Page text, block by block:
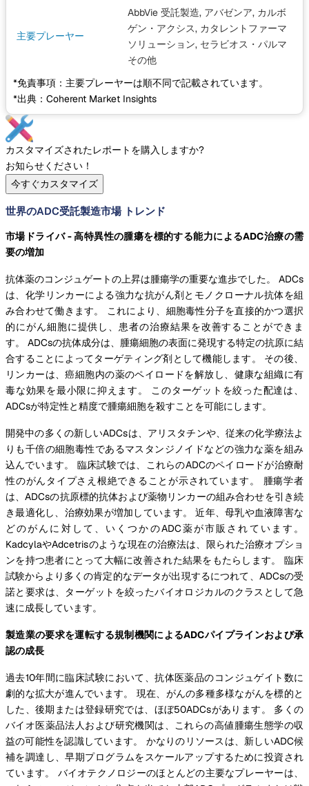
主要プレーヤー
AbbVie 受託製造, アバゼンア, カルボ
ゲン・アクシス, カタレントファーマ
ソリューション, セラビオス・パルマ
その他
*免責事項：主要プレーヤーは順不同で記載されています。
*出典：Coherent Market Insights
カスタマイズされたレポートを購入しますか?
お知らせください！
今すぐカスタマイズ
世界のADC受託製造市場 トレンド
市場ドライバ - 高特異性の腫瘍を標的する能力によるADC治療の需
要の増加
抗体薬のコンジュゲートの上昇は腫瘍学の重要な進歩でした。 ADCs
は、化学リンカーによる強力な抗がん剤とモノクローナル抗体を組
み合わせて働きます。 これにより、細胞毒性分子を直接的かつ選択
的にがん細胞に提供し、患者の治療結果を改善することができま
す。 ADCsの抗体成分は、腫瘍細胞の表面に発現する特定の抗原に結
合することによってターゲティング剤として機能します。 その後、
リンカーは、癌細胞内の薬のペイロードを解放し、健康な組織に有
毒な効果を最小限に抑えます。 このターゲットを絞った配達は、
ADCsが特定性と精度で腫瘍細胞を殺すことを可能にします。
開発中の多くの新しいADCsは、アリスタチンや、従来の化学療法よ
りも千倍の細胞毒性であるマスタンジノイドなどの強力な薬を組み
込んでいます。 臨床試験では、これらのADCのペイロードが治療耐
性のがんタイプさえ根絶できることが示されています。 腫瘍学者
は、ADCsの抗原標的抗体および薬物リンカーの組み合わせを引き続
き最適化し、治療効果が増加しています。 近年、母乳や血液障害な
どのがんに対して、いくつかのADC薬が市販されています。
KadcylaやAdcetrisのような現在の治療法は、限られた治療オプショ
ンを持つ患者にとって大幅に改善された結果をもたらします。 臨床
試験からより多くの肯定的なデータが出現するにつれて、ADCsの受
諾と要求は、ターゲットを絞ったバイオロジカルのクラスとして急
速に成長しています。
製造業の要求を運転する規制機関によるADCパイプラインおよび承
認の成長
過去10年間に臨床試験において、抗体医薬品のコンジュゲイト数に
劇的な拡大が進んでいます。 現在、がんの多種多様ながんを標的と
した、後期または登録研究では、ほぼ50ADCsがあります。 多くの
バイオ医薬品法人および研究機関は、これらの高値腫瘍生態学の収
益の可能性を認識しています。 かなりのリソースは、新しいADC候
補を調達し、早期プログラムをスケールアップするために投資され
ています。 バイオテクノロジーのほとんどの主要なプレーヤーは、